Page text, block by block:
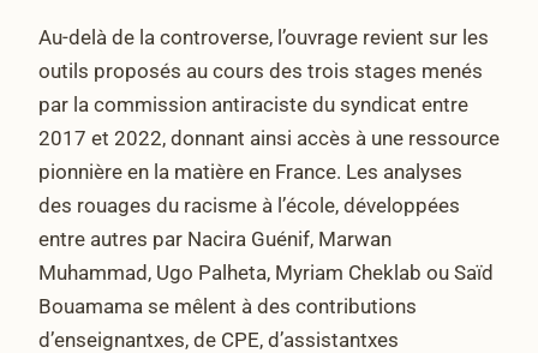
Au-delà de la controverse, l’ouvrage revient sur les
outils proposés au cours des trois stages menés
par la commission antiraciste du syndicat entre
2017 et 2022, donnant ainsi accès à une ressource
pionnière en la matière en France. Les analyses
des rouages du racisme à l’école, développées
entre autres par Nacira Guénif, Marwan
Muhammad, Ugo Palheta, Myriam Cheklab ou Saïd
Bouamama se mêlent à des contributions
d’enseignantxes, de CPE, d’assistantxes